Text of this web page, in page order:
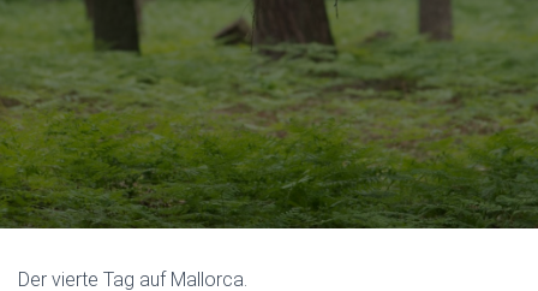
H
L
T
E
N
Der vierte Tag auf Mallorca.